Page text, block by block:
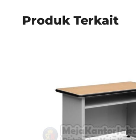
Produk Terkait